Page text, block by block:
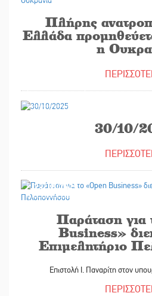
Πλήρης
Ελλάδα
η
30/10/
29/10/2025
Παράταση για
Business»
Επιμελητήριο
Επιστολή Ι. Παναρίτη στον